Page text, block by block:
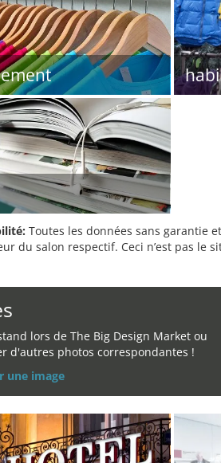
Toutes les données sans garantie
du salon respectif. Ceci n’est pas le
lors de The Big Design Market ou
d'autres photos correspondantes !
une image